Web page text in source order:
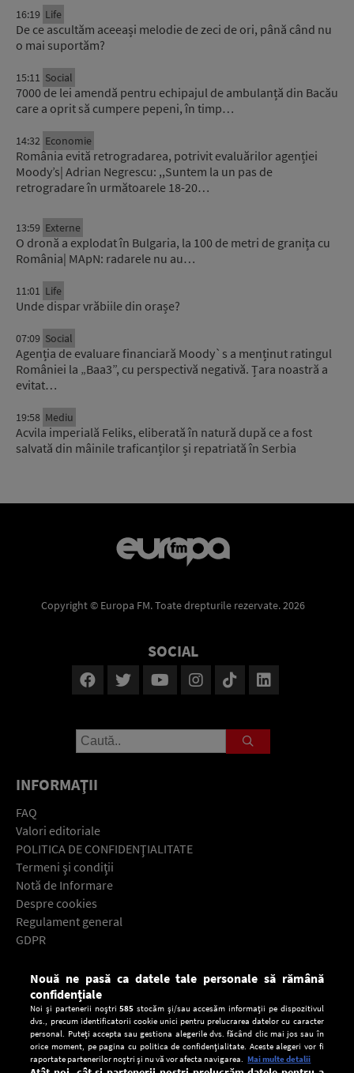
16:19 Life
De ce ascultăm aceeași melodie de zeci de ori, până când nu
o mai suportăm?
15:11 Social
7000 de lei amendă pentru echipajul de ambulanță din Bacău
care a oprit să cumpere pepeni, în timp…
14:32 Economie
România evită retrogradarea, potrivit evaluărilor agenției
Moody’s| Adrian Negrescu: ,,Suntem la un pas de
retrogradare în următoarele 18-20…
13:59 Externe
O dronă a explodat în Bulgaria, la 100 de metri de granița cu
România| MApN: radarele nu au…
11:01 Life
Unde dispar vrăbiile din orașe?
07:09 Social
Agenția de evaluare financiară Moody`s a menținut ratingul
României la „Baa3”, cu perspectivă negativă. Țara noastră a
evitat…
19:58 Mediu
Acvila imperială Feliks, eliberată în natură după ce a fost
salvată din mâinile traficanților și repatriată în Serbia
Copyright © Europa FM. Toate drepturile rezervate. 2026
SOCIAL
INFORMAŢII
FAQ
Valori editoriale
POLITICA DE CONFIDENŢIALITATE
Termeni şi condiţii
Notă de Informare
Despre cookies
Regulament general
GDPR
Descarcă gratuit aplicaţia Europa FM pentru smartphone:
Nouă ne pasă ca datele tale personale să rămână
confidențiale
Noi și partenerii noștri585 stocăm și/sau accesăm informații pe dispozitivul
dvs., precum identificatorii cookie unici pentru prelucrarea datelor cu caracter
personal. Puteți accepta sau gestiona alegerile dvs. făcând clic mai jos sau în
orice moment, pe pagina cu politica de confidențialitate. Aceste alegeri vor fi
raportate partenerilor noștri și nu vă vor afecta navigarea. Mai multe detalii